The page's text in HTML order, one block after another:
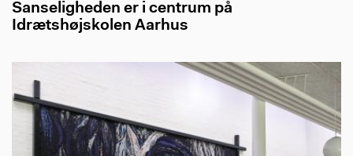
Sanseligheden er i centrum på
Idrætshøjskolen Aarhus